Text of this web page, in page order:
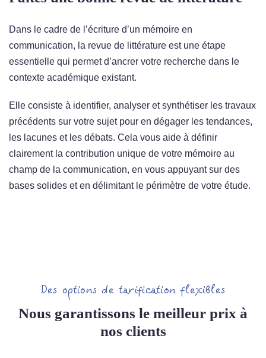
Dans le cadre de l’écriture d’un mémoire en
communication, la revue de littérature est une étape
essentielle qui permet d’ancrer votre recherche dans le
contexte académique existant.
Elle consiste à identifier, analyser et synthétiser les travaux
précédents sur votre sujet pour en dégager les tendances,
les lacunes et les débats. Cela vous aide à définir
clairement la contribution unique de votre mémoire au
champ de la communication, en vous appuyant sur des
bases solides et en délimitant le périmètre de votre étude.
Des options de tarification flexibles
Nous garantissons le meilleur prix à
nos clients